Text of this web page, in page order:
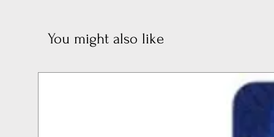
You might also like